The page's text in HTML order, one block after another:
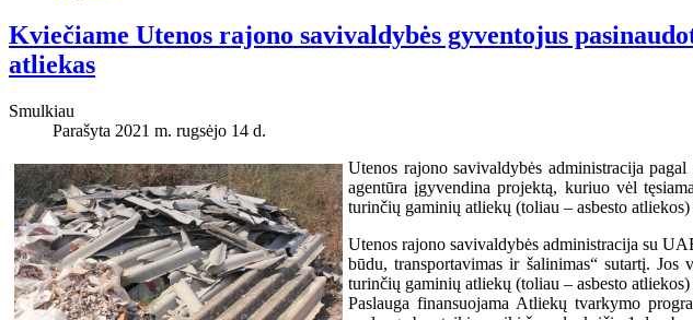
Kviečiame Utenos rajono savivaldybės gyventojus
atliekas
Smulkiau
Parašyta 2021 m. rugsėjo 14 d.
Utenos rajono savivaldybės administracija
agentūra įgyvendina projektą, kuriuo vėl
turinčių gaminių atliekų (toliau – asbesto
Utenos rajono savivaldybės administracija su
būdu, transportavimas ir šalinimas“ sutartį.
turinčių gaminių atliekų (toliau – asbesto
Paslauga finansuojama Atliekų tvarkymo